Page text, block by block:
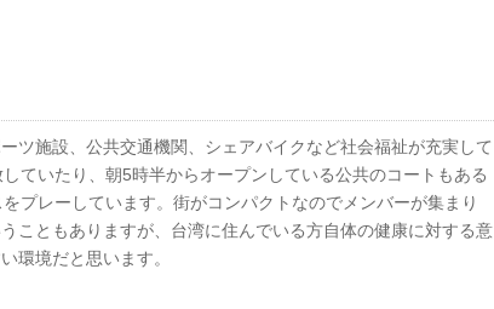
ツ施設、公共交通機関、シェアバイクなど社会福祉が充実して
ていたり、朝5時半からオープンしている公共のコートもある
プレーしています。街がコンパクトなのでメンバーが集まり
こともありますが、台湾に住んでいる方自体の健康に対する意
環境だと思います。